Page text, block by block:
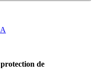
de